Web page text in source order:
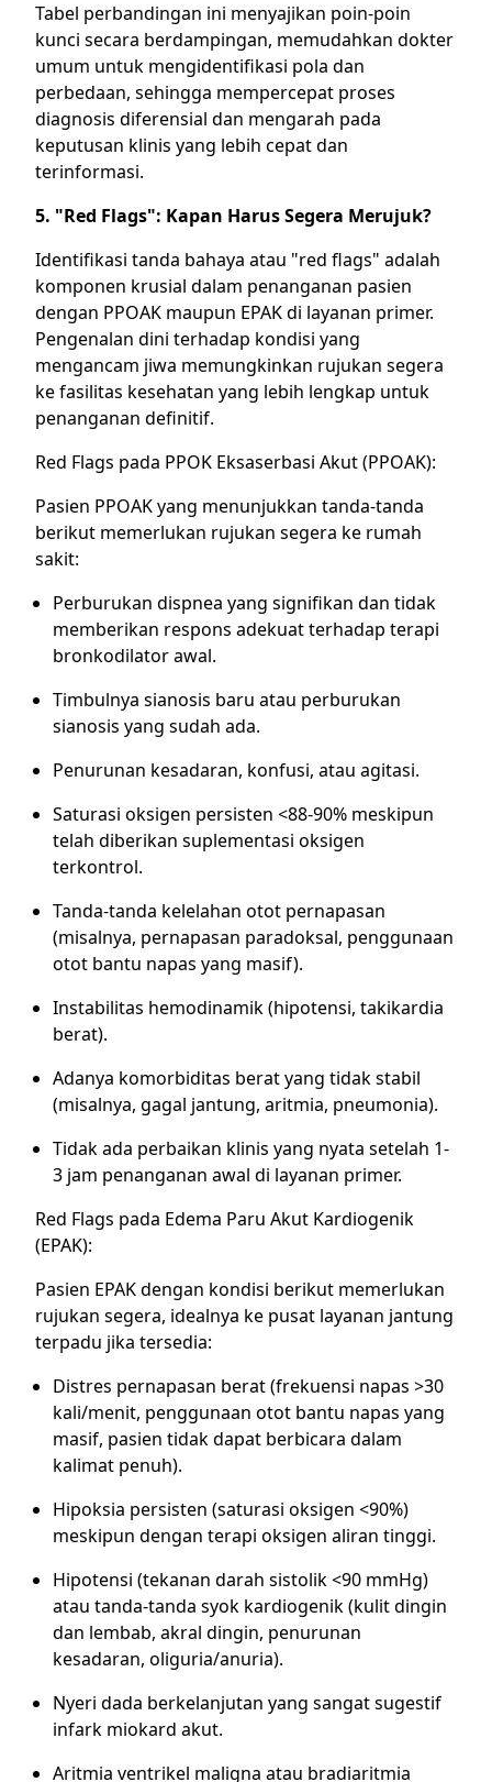
Tabel perbandingan ini menyajikan poin-poin
kunci secara berdampingan, memudahkan dokter
umum untuk mengidentifikasi pola dan
perbedaan, sehingga mempercepat proses
diagnosis diferensial dan mengarah pada
keputusan klinis yang lebih cepat dan
terinformasi.
5. "Red Flags": Kapan Harus Segera Merujuk?
Identifikasi tanda bahaya atau "red flags" adalah
komponen krusial dalam penanganan pasien
dengan PPOAK maupun EPAK di layanan primer.
Pengenalan dini terhadap kondisi yang
mengancam jiwa memungkinkan rujukan segera
ke fasilitas kesehatan yang lebih lengkap untuk
penanganan definitif.
Red Flags pada PPOK Eksaserbasi Akut (PPOAK):
Pasien PPOAK yang menunjukkan tanda-tanda
berikut memerlukan rujukan segera ke rumah
sakit:
Perburukan dispnea yang signifikan dan tidak
memberikan respons adekuat terhadap terapi
bronkodilator awal.
Timbulnya sianosis baru atau perburukan
sianosis yang sudah ada.
Penurunan kesadaran, konfusi, atau agitasi.
Saturasi oksigen persisten <88-90% meskipun
telah diberikan suplementasi oksigen
terkontrol.
Tanda-tanda kelelahan otot pernapasan
(misalnya, pernapasan paradoksal, penggunaan
otot bantu napas yang masif).
Instabilitas hemodinamik (hipotensi, takikardia
berat).
Adanya komorbiditas berat yang tidak stabil
(misalnya, gagal jantung, aritmia, pneumonia).
Tidak ada perbaikan klinis yang nyata setelah 1-
3 jam penanganan awal di layanan primer.
Red Flags pada Edema Paru Akut Kardiogenik
(EPAK):
Pasien EPAK dengan kondisi berikut memerlukan
rujukan segera, idealnya ke pusat layanan jantung
terpadu jika tersedia:
Distres pernapasan berat (frekuensi napas >30
kali/menit, penggunaan otot bantu napas yang
masif, pasien tidak dapat berbicara dalam
kalimat penuh).
Hipoksia persisten (saturasi oksigen <90%)
meskipun dengan terapi oksigen aliran tinggi.
Hipotensi (tekanan darah sistolik <90 mmHg)
atau tanda-tanda syok kardiogenik (kulit dingin
dan lembab, akral dingin, penurunan
kesadaran, oliguria/anuria).
Nyeri dada berkelanjutan yang sangat sugestif
infark miokard akut.
Aritmia ventrikel maligna atau bradiaritmia